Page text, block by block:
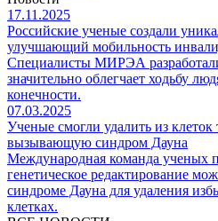
17.11.2025
Российские ученые создали
улучшающий мобильность
Специалисты МИРЭА
значительно облегчает ходьбу
конечности.
07.03.2025
Ученые смогли удалить из
вызывающую синдром Дауна
Международная команда ученых
генетическое редактирование
синдроме Дауна для удаления
клетках.